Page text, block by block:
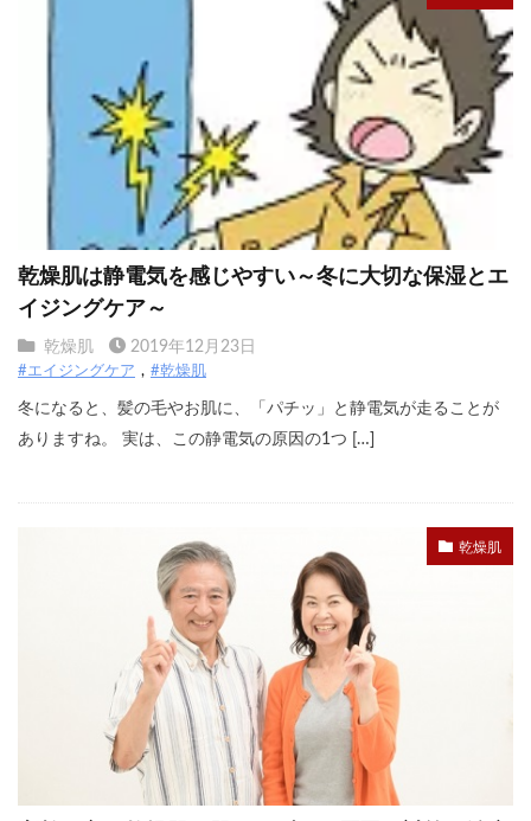
乾燥肌は静電気を感じやすい～冬に大切な保湿とエ
イジングケア～
乾燥肌 2019年12月23日
#エイジングケア #乾燥肌
冬になると、髪の毛やお肌に、「パチッ」と静電気が走ることが
ありますね。 実は、この静電気の原因の1つ […]
乾燥肌